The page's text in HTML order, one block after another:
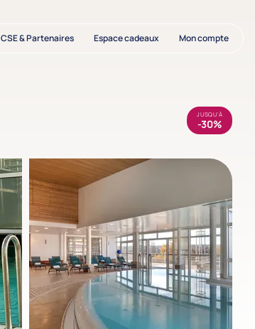
CSE & Partenaires Espace cadeaux Mon compte
JUSQU'À
-30%